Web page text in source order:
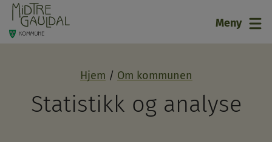
21 Meny
Hjem Om kommunen
Statistikk og analyse